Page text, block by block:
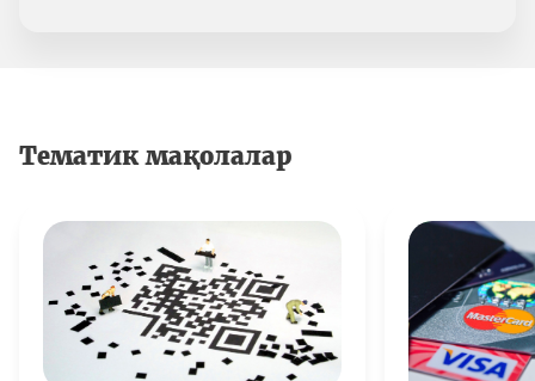
Тематик мақолалар